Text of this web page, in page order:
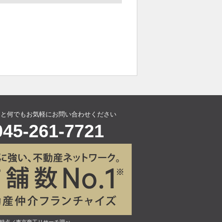
何でもお気軽にお問い合わせください
261-7721